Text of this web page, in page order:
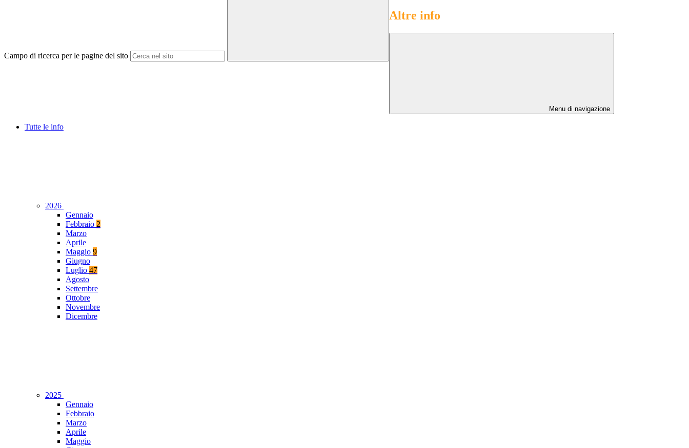
Campo di ricerca per le pagine del sito
Altre info
Menu di navigazione
Tutte le info
2026
Gennaio
Febbraio 2
Marzo
Aprile
Maggio 9
Giugno
Luglio 47
Agosto
Settembre
Ottobre
Novembre
Dicembre
2025
Gennaio
Febbraio
Marzo
Aprile
Maggio